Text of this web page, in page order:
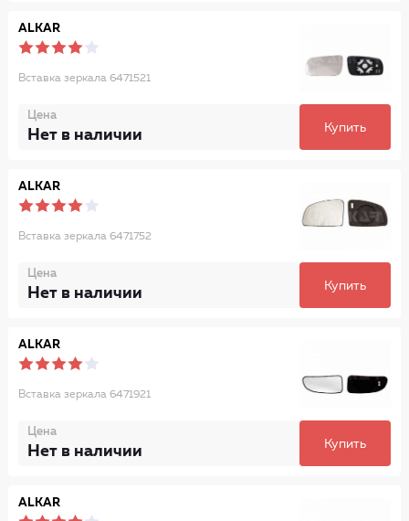
ALKAR
Вставка зеркала 6471521
Цена
Нет в наличии Купить
ALKAR
Вставка зеркала 6471752
Цена
Нет в наличии Купить
ALKAR
Вставка зеркала 6471921
Цена
Нет в наличии Купить
ALKAR